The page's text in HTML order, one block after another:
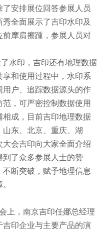
安排展位回答参展人员
全面展示了吉印水印及
摩肩擦踵，参展人员对
水印，吉印还有地理数据
和使用过程中，水印系
户、追踪数据源头的作
，可严密控制数据使用
成，目前吉印地理数据
东、北京、重庆、湖
会吉印向大家全面介绍
了众多参展人士的赞
断突破，赋予地理信息
，南京吉印任娜总经理
吉印企业与主要产品的演